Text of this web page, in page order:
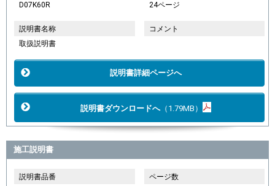
D07K60R
24ページ
説明書名称
取扱説明書
コメント
説明書詳細ページへ
説明書ダウンロードへ（1.79MB）
施工説明書
説明書品番
ページ数